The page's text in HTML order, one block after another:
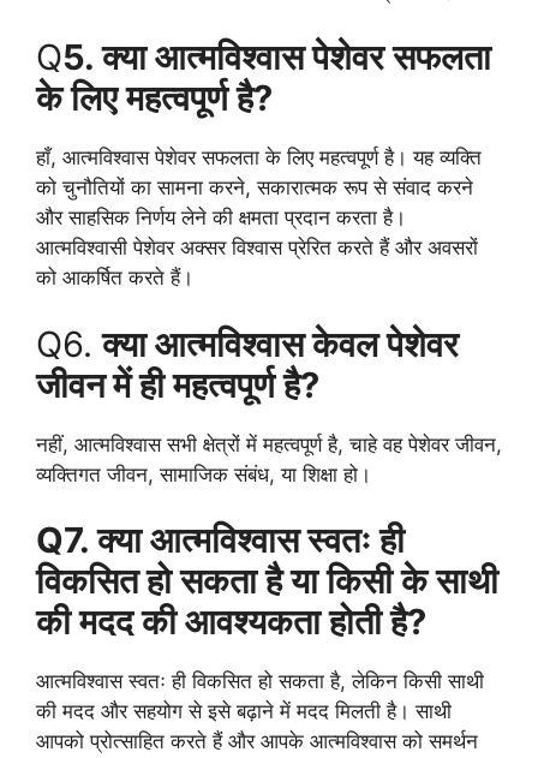
Q5. क्या आत्मविश्वास पेशेवर सफलता
के लिए महत्वपूर्ण है?
हाँ, आत्मविश्वास पेशेवर सफलता के लिए महत्वपूर्ण है। यह व्यक्ति
को चुनौतियों का सामना करने, सकारात्मक रूप से संवाद करने
और साहसिक निर्णय लेने की क्षमता प्रदान करता है।
आत्मविश्वासी पेशेवर अक्सर विश्वास प्रेरित करते हैं और अवसरों
को आकर्षित करते हैं।
Q6.क्या आत्मविश्वास केवल पेशेवर
जीवन में ही महत्वपूर्ण है?
नहीं, आत्मविश्वास सभी क्षेत्रों में महत्वपूर्ण है, चाहे वह पेशेवर जीवन,
व्यक्तिगत जीवन, सामाजिक संबंध, या शिक्षा हो।
Q7. क्या आत्मविश्वास स्वतः ही
विकसित हो सकता है या किसी के साथी
की मदद की आवश्यकता होती है?
आत्मविश्वास स्वतः ही विकसित हो सकता है, लेकिन किसी साथी
की मदद और सहयोग से इसे बढ़ाने में मदद मिलती है। साथी
आपको प्रोत्साहित करते हैं और आपके आत्मविश्वास को समर्थन